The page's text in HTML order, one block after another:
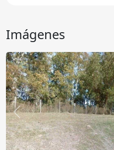
Imágenes
Anterior